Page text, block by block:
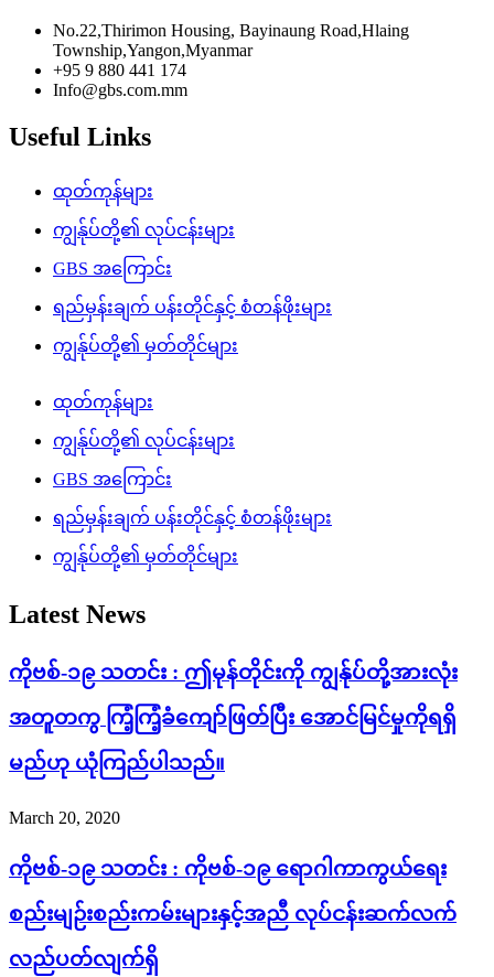
No.22,Thirimon Housing, Bayinaung Road,Hlaing
Township,Yangon,Myanmar
+95 9 880 441 174
Info@gbs.com.mm
Useful Links
ထုတ်ကုန်များ
ကျွန်ုပ်တို့၏ လုပ်ငန်းများ
GBS အကြောင်း
ရည်မှန်းချက် ပန်းတိုင်နှင့် စံတန်ဖိုးများ
ကျွန်ုပ်တို့၏ မှတ်တိုင်များ
ထုတ်ကုန်များ
ကျွန်ုပ်တို့၏ လုပ်ငန်းများ
GBS အကြောင်း
ရည်မှန်းချက် ပန်းတိုင်နှင့် စံတန်ဖိုးများ
ကျွန်ုပ်တို့၏ မှတ်တိုင်များ
Latest News
ကိုဗစ်-၁၉ သတင်း : ဤမုန်တိုင်းကို ကျွန်ုပ်တို့အားလုံး
အတူတကွ ကြံ့ကြံ့ခံကျော်ဖြတ်ပြီး အောင်မြင်မှုကိုရရှိ
မည်ဟု ယုံကြည်ပါသည်။
March 20, 2020
ကိုဗစ်-၁၉ သတင်း : ကိုဗစ်-၁၉ ရောဂါကာကွယ်ရေး
စည်းမျဉ်းစည်းကမ်းများနှင့်အညီ လုပ်ငန်းဆက်လက်
လည်ပတ်လျက်ရှိ